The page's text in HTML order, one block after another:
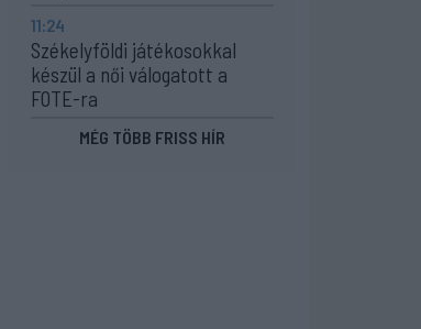
11:24
Székelyföldi játékosokkal
készül a női válogatott a
FOTE-ra
MÉG TÖBB FRISS HÍR